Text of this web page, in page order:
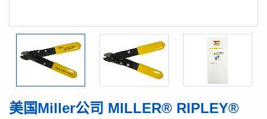
美国Miller公司 MILLER® RIPLEY®